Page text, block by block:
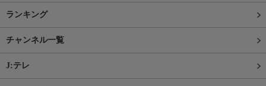
ランキング
チャンネル一覧
J:テレ